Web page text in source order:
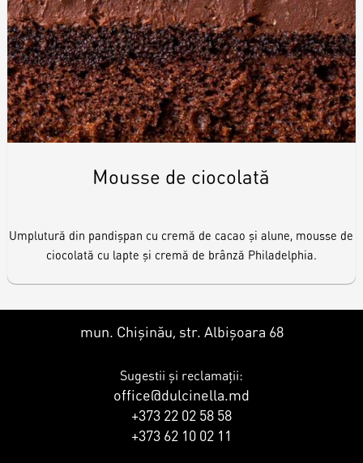
Mousse de ciocolată
Umplutură din pandișpan cu cremă de cacao și alune, mousse de
ciocolată cu lapte și cremă de brânză Philadelphia.
mun. Chișinău, str. Albișoara 68
Sugestii și reclamații:
office@dulcinella.md
+373 22 02 58 58
+373 62 10 02 11